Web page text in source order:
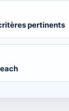
pertinents